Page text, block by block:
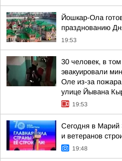
Йошкар-Ола
празднованию
19:53
30 человек, в
эвакуировали
Оле из-за
улице Йывана
19:53
Сегодня в Марий
и ветеранов
19:48